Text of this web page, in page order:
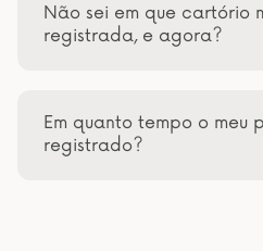
Não sei em que cartório
registrada, e agora?
Em quanto tempo o meu
registrado?